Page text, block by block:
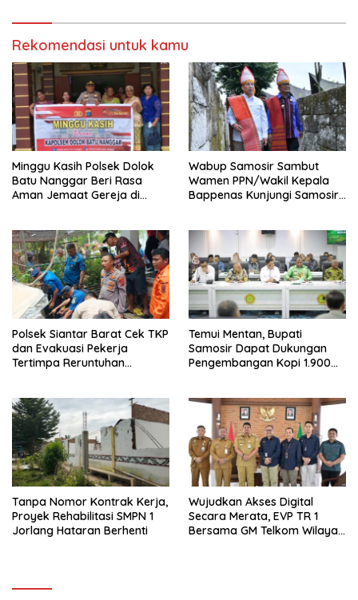
Rekomendasi untuk kamu
Minggu Kasih Polsek Dolok
Batu Nanggar Beri Rasa
Aman Jemaat Gereja di
Wabup Samosir Sambut
Wamen PPN/Wakil Kepala
Bappenas Kunjungi Samosir
Pengembangan Daya Tarik
Wisata Baru
Polsek Siantar Barat Cek TKP
dan Evakuasi Pekerja
Tertimpa Reruntuhan
Temui Mentan, Bupati
Samosir Dapat Dukungan
Pengembangan Kopi 1.900
Tanpa Nomor Kontrak Kerja,
Proyek Rehabilitasi SMPN 1
Jorlang Hataran Berhenti
Wujudkan Akses Digital
Secara Merata, EVP TR 1
Bersama GM Telkom Wilayah